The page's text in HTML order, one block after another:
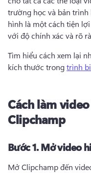
trường học và bản trình
hình là một cách tiện
với độ chính xác và rõ
Tìm hiểu cách xem lại
kích thước trong trình
Cách làm
Clipchamp
Bước 1.Mở video
Mở Clipchamp đến